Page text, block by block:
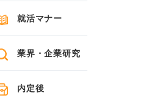
就活マナー
業界・企業研究
内定後